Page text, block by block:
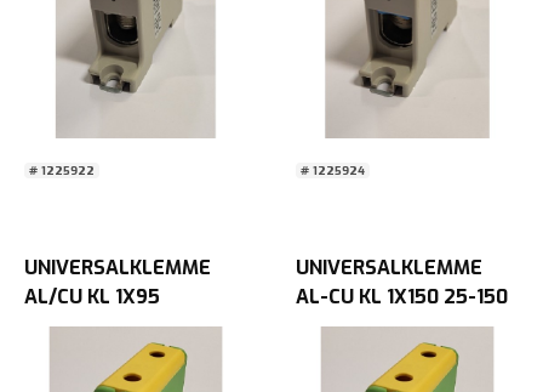
# 1225922 # 1225924
UNIVERSALKLEMME
AL/CU KL 1X95
GulGrønn 16-95
UNIVERSALKLEMME
AL-CU KL 1X150 25-150
GULGRØNN